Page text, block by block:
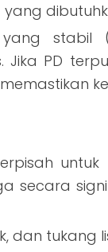
yang
stabil
Jika PD
secara
dan tukang